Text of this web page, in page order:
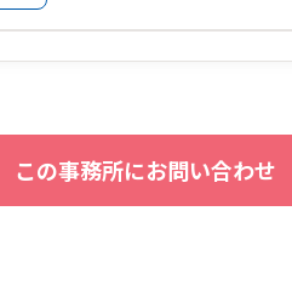
この事務所にお問い合わせ